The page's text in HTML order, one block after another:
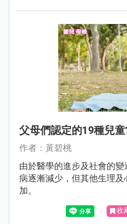
父母們認定的19種兒
作者：黃碧桃
由於醫學的進步及社會的
病逐漸減少，但其他生理
加。
收